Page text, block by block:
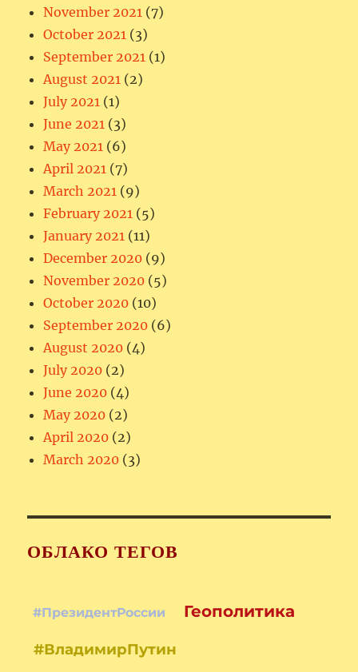
November 2021 (7)
October 2021 (3)
September 2021 (1)
August 2021 (2)
July 2021 (1)
June 2021 (3)
May 2021 (6)
April 2021 (7)
March 2021 (9)
February 2021 (5)
January 2021 (11)
December 2020 (9)
November 2020 (5)
October 2020 (10)
September 2020 (6)
August 2020 (4)
July 2020 (2)
June 2020 (4)
May 2020 (2)
April 2020 (2)
March 2020 (3)
ОБЛАКО ТЕГОВ
#ПрезидентРоссии Геополитика
#ВладимирПутин